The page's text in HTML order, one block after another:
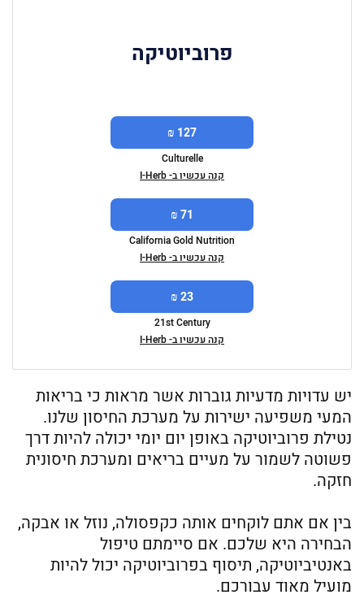
פרוביוטיקה
127 ₪
Culturelle
קנה עכשיו ב- I-Herb
71 ₪
California Gold Nutrition
קנה עכשיו ב- I-Herb
23 ₪
21st Century
קנה עכשיו ב- I-Herb
יש עדויות מדעיות גוברות אשר מראות כי בריאות
המעי משפיעה ישירות על מערכת החיסון שלנו.
נטילת פרוביוטיקה באופן יום יומי יכולה להיות דרך
פשוטה לשמור על מעיים בריאים ומערכת חיסונית
חזקה.
בין אם אתם לוקחים אותה כקפסולה, נוזל או אבקה,
הבחירה היא שלכם. אם סיימתם טיפול
באנטיביוטיקה, תיסוף בפרוביוטיקה יכול להיות
מועיל מאוד עבורכם.